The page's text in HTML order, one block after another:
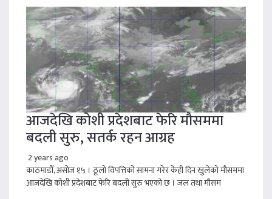
आजदेखि कोशी प्रदेशबाट फेरि मौसममा
बदली सुरु, सतर्क रहन आग्रह
2 years ago
काठमाडौँ, असोज १५ । ठूलो विपत्तिको सामना गरेर केही दिन खुलेको मौसममा
आजदेखि कोशी प्रदेशबाट फेरि बदली सुरु भएको छ । जल तथा मौसम